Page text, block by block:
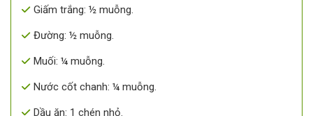
Giấm trắng: ½ muỗng.
Đường: ½ muỗng.
Muối: ¼ muỗng.
Nước cốt chanh: ¼ muỗng.
Dầu ăn: 1 chén nhỏ.